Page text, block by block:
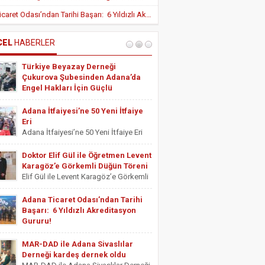
Teşvik Düzenlemesi ile Adana’da
Yatırımlara Uygulanan Vergisel Avantajlar
HASTALIKLARI UZMANI DR. YUSUF
BİR BUZDAĞI
ASİYE UYANIK
Ayak Bakımı
Adana Ticaret Odası’ndan Tarihi Başarı: 6 Yıldızlı Akreditasyon Gururu!
HABERLER
Türkiye Beyazay Derneği
Çukurova Şubesinden Adana’da
Engel Hakları İçin Güçlü
Farkındalık Konferansı
Türkiye Beyazay Derneği Çukurova
Şubesinden Adana’da Engel Hakları
İçin Güçlü Farkındalık Konferansı
Şubesi tarafından düzenlenen
“Engellinin Engelli Haklarının Farkında
mıyız? Hak Bilinci, Erişilebilirlik ve
Toplumsal Farkındalık...
Adana İtfaiyesi’ne 50 Yeni İtfaiye
Eri
Adana İtfaiyesi’ne 50 Yeni İtfaiye Eri
Adana Büyükşehir Belediyesi İtfaiye
Daire Başkanlığı bünyesinde göreve
başlayacak 50 yeni itfaiye eri için
yemin töreni düzenlendi. Törene
Vekili...
Doktor Elif Gül ile Öğretmen Levent
Karagöz’e Görkemli Düğün Töreni
Elif Gül ile Levent Karagöz’e Görkemli
Düğün Töreni Serbest Muhasebeci
Mali Müşavir ve Adana Serbest
Muhasebeci Mali Müşavirler Odası
Saymanı Yurdagül Gül ile iş ve mali
tanıdığı...
Adana Ticaret Odası’ndan Tarihi
Başarı: 6 Yıldızlı Akreditasyon
Gururu!
Adana Ticaret Odası’ndan Tarihi
Başarı: 6 Yıldızlı Akreditasyon Gururu!
‎ADANA Ticaret Odası (ATO), üyelerine
MAR-DAD ile Adana Sivaslılar
Derneği kardeş dernek oldu